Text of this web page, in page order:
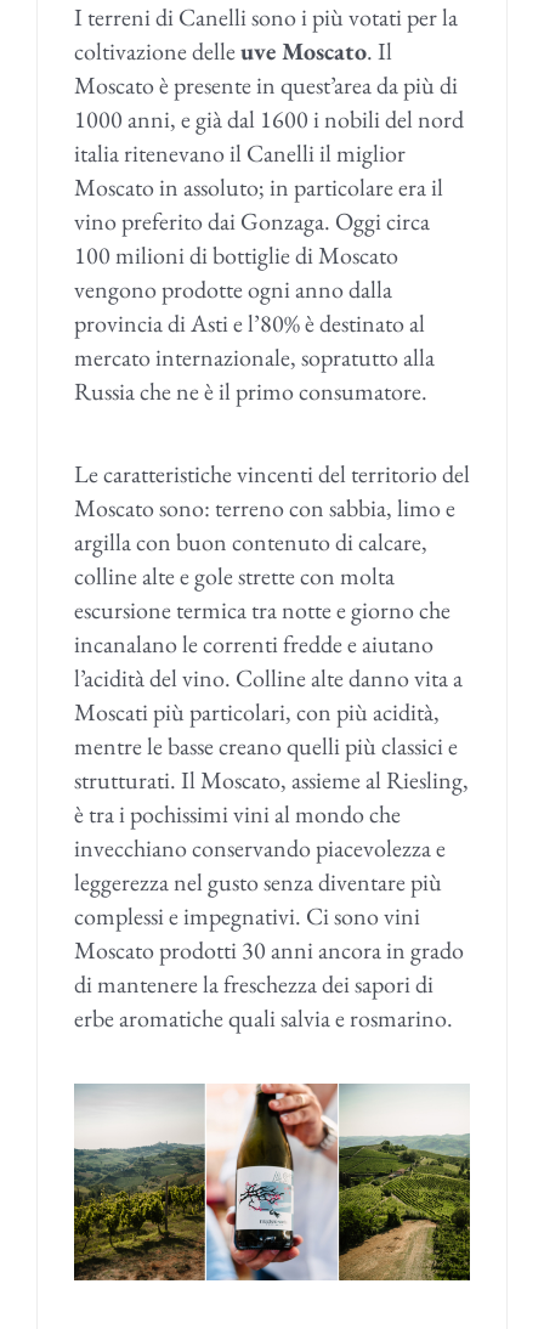
I terreni di Canelli sono i più votati per la
coltivazione delleuve Moscato. Il
Moscato è presente in quest’area da più di
1000 anni, e già dal 1600 i nobili del nord
italia ritenevano il Canelli il miglior
Moscato in assoluto; in particolare era il
vino preferito dai Gonzaga. Oggi circa
100 milioni di bottiglie di Moscato
vengono prodotte ogni anno dalla
provincia di Asti e l’80% è destinato al
mercato internazionale, sopratutto alla
Russia che ne è il primo consumatore.
Le caratteristiche vincenti del territorio del
Moscato sono: terreno con sabbia, limo e
argilla con buon contenuto di calcare,
colline alte e gole strette con molta
escursione termica tra notte e giorno che
incanalano le correnti fredde e aiutano
l’acidità del vino. Colline alte danno vita a
Moscati più particolari, con più acidità,
mentre le basse creano quelli più classici e
strutturati. Il Moscato, assieme al Riesling,
è tra i pochissimi vini al mondo che
invecchiano conservando piacevolezza e
leggerezza nel gusto senza diventare più
complessi e impegnativi. Ci sono vini
Moscato prodotti 30 anni ancora in grado
di mantenere la freschezza dei sapori di
erbe aromatiche quali salvia e rosmarino.